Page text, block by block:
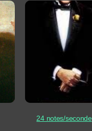
24 notes/seconde